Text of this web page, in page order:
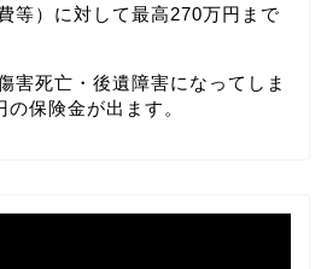
等）に対して最高270万円まで
害死亡・後遺障害になってしま
保険金が出ます。